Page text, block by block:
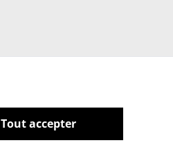
Tout accepter